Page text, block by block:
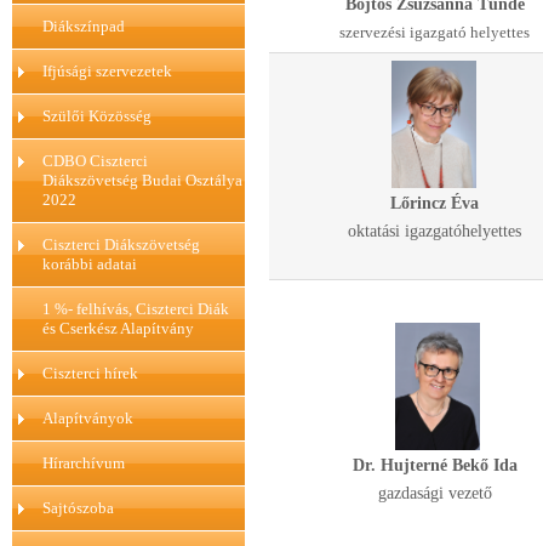
Diákszínpad
Ifjúsági szervezetek
Szülői Közösség
CDBO Ciszterci
Diákszövetség Budai Osztálya
2022
Ciszterci Diákszövetség
korábbi adatai
1 %- felhívás, Ciszterci Diák
és Cserkész Alapítvány
Ciszterci hírek
Alapítványok
Hírarchívum
Sajtószoba
Bőjtös Zsuzsanna Tünde
szervezési igazgató helyettes
Lőrincz Éva
oktatási igazgatóhelyettes
Dr. Hujterné Bekő Ida
gazdasági vezető